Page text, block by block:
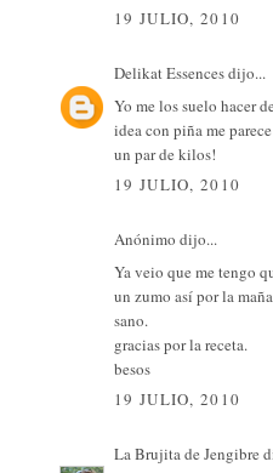
19 JULIO, 2010
Delikat Essencesdijo...
Yo me los suelo hacer
idea con piña me
un par de kilos!
19 JULIO, 2010
Anónimo dijo...
Ya veio que me tengo
un zumo así por la
sano.
gracias por la receta.
besos
19 JULIO, 2010
La Brujita de Jengibre